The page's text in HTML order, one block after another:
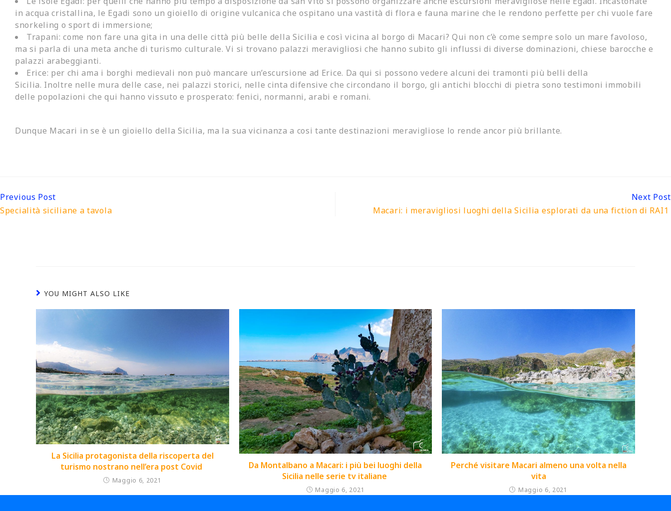
in acqua cristallina, le Egadi sono un gioiello di origine vulcanica che ospitano una vastità di flora e fauna marine che le rendono perfette per chi vuole fare
snorkeling o sport di immersione;
Trapani: come non fare una gita in una delle città più belle della Sicilia e così vicina al borgo di Macari?Qui non c’è come sempre solo un mare favoloso,
masi parla di una meta anche di turismo culturale. Vi si trovano palazzi meravigliosi che hanno subito gli influssi di diverse dominazioni, chiese barocche e
palazzi arabeggianti.
Erice: per chi ama i borghi medievali non può mancare un’escursione ad Erice. Da qui si possono vedere alcuni dei tramonti più belli della
Sicilia. Inoltre nelle mura delle case, nei palazzi storici, nelle cinta difensive che circondano il borgo, gli antichi blocchi di pietra sono testimoni immobili
delle popolazioni che qui hanno vissuto e prosperato: fenici, normanni, arabi e romani.
Dunque Macari in se è un gioiello della Sicilia, ma la sua vicinanza a cosi tante destinazioni meravigliose lo rende ancor più brillante.
Continue
Reading
Previous Post
Specialità siciliane a tavola
Next Post
Macari: i meravigliosi luoghi della Sicilia esplorati da una fiction di RAI1
YOU MIGHT ALSO LIKE
La Sicilia protagonista della riscoperta del
turismo nostrano nell’era post Covid
Maggio 6, 2021
Da Montalbano a Macari: i più bei luoghi della
Sicilia nelle serie tv italiane
Maggio 6, 2021
Perché visitare Macari almeno una volta nella
vita
Maggio 6, 2021